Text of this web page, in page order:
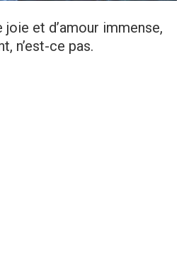
et d’amour immense,
n’est-ce pas.